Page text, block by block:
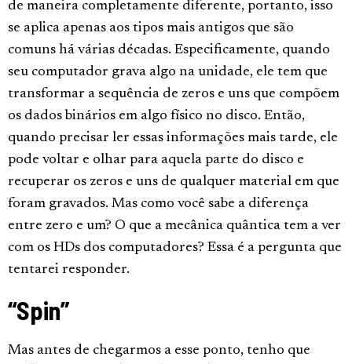
de maneira completamente diferente, portanto, isso
se aplica apenas aos tipos mais antigos que são
comuns há várias décadas. Especificamente, quando
seu computador grava algo na unidade, ele tem que
transformar a sequência de zeros e uns que compõem
os dados binários em algo físico no disco. Então,
quando precisar ler essas informações mais tarde, ele
pode voltar e olhar para aquela parte do disco e
recuperar os zeros e uns de qualquer material em que
foram gravados. Mas como você sabe a diferença
entre zero e um? O que a mecânica quântica tem a ver
com os HDs dos computadores? Essa é a pergunta que
tentarei responder.
“Spin”
Mas antes de chegarmos a esse ponto, tenho que